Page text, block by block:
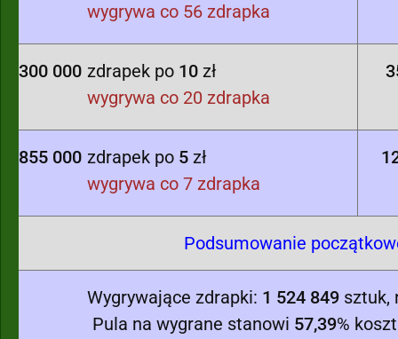
wygrywa co 56 zdrapka
300 000 zdrapek po 10 zł
wygrywa co 20 zdrapka
855 000 zdrapek po 5 zł
wygrywa co 7 zdrapka
Podsumowanie
Wygrywające zdrapki: 1 524 849sztuk,
Pula na wygrane stanowi 57,39%